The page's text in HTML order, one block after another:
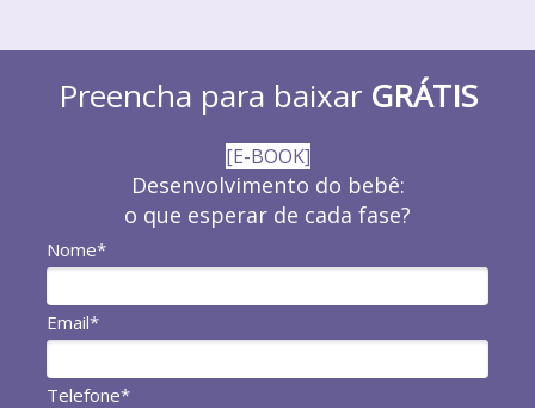
Preencha para baixar GRÁTIS
[E-BOOK]
Desenvolvimento do bebê:
o que esperar de cada fase?
Nome*
Email*
Telefone*